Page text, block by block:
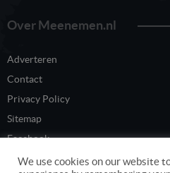
Over Meenemen.nl
Adverteren
Contact
Privacy Policy
Sitemap
Facebook
Twitter
We use cookies on our website